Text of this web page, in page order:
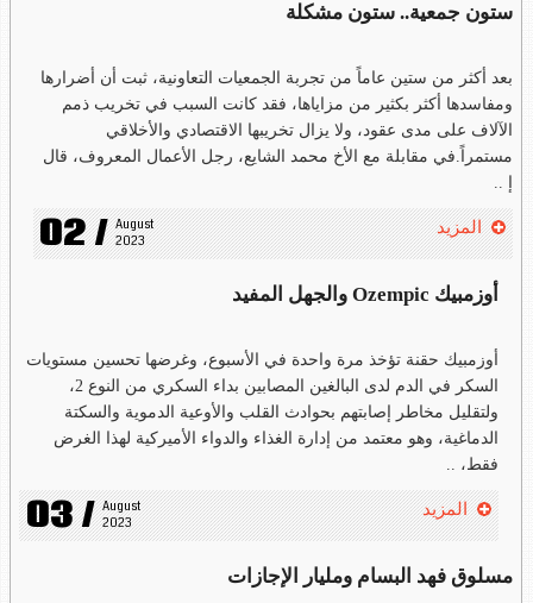
ستون جمعية.. ستون مشكلة
بعد أكثر من ستين عاماً من تجربة الجمعيات التعاونية، ثبت أن أضرارها
ومفاسدها أكثر بكثير من مزاياها، فقد كانت السبب في تخريب ذمم
الآلاف على مدى عقود، ولا يزال تخريبها الاقتصادي والأخلاقي
مستمراً.في مقابلة مع الأخ محمد الشايع، رجل الأعمال المعروف، قال
إ ..
02 / August
2023
المزيد
أوزمبيك Ozempic والجهل المفيد
أوزمبيك حقنة تؤخذ مرة واحدة في الأسبوع، وغرضها تحسين مستويات
السكر في الدم لدى البالغين المصابين بداء السكري من النوع 2،
ولتقليل مخاطر إصابتهم بحوادث القلب والأوعية الدموية والسكتة
الدماغية، وهو معتمد من إدارة الغذاء والدواء الأميركية لهذا الغرض
فقط، ..
03 / August
2023
المزيد
مسلوق فهد البسام ومليار الإجازات